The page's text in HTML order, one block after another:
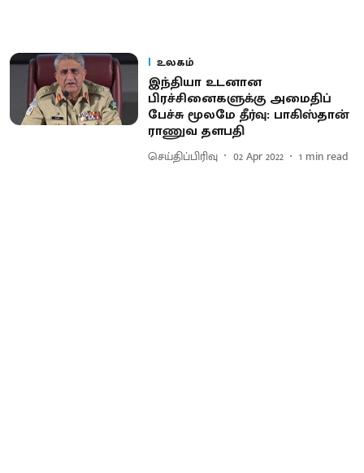
உலகம்
இந்தியா உடனான
பிரச்சினைகளுக்கு அமைதிப்
பேச்சு மூலமே தீர்வு: பாகிஸ்தான்
ராணுவ தளபதி
செய்திப்பிரிவு 02 Apr 2022 1 min read